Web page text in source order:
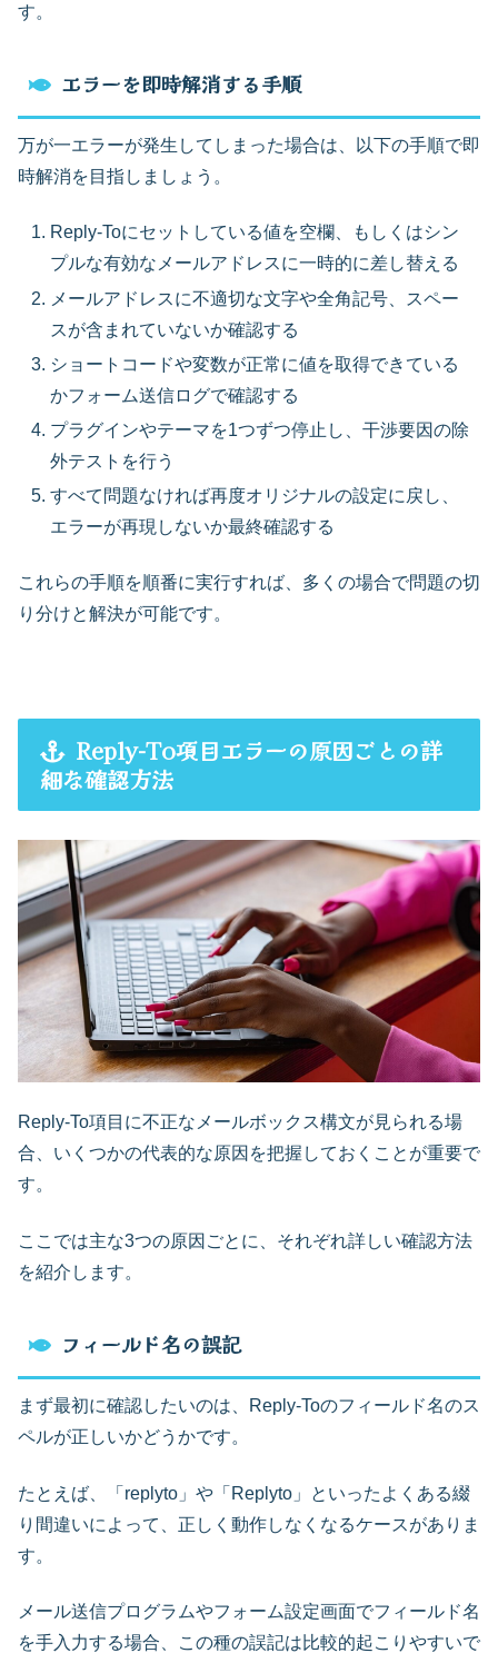
す。
エラーを即時解消する手順
万が一エラーが発生してしまった場合は、以下の手順で即
時解消を目指しましょう。
Reply-Toにセットしている値を空欄、もしくはシン
プルな有効なメールアドレスに一時的に差し替える
メールアドレスに不適切な文字や全角記号、スペー
スが含まれていないか確認する
ショートコードや変数が正常に値を取得できている
かフォーム送信ログで確認する
プラグインやテーマを1つずつ停止し、干渉要因の除
外テストを行う
すべて問題なければ再度オリジナルの設定に戻し、
エラーが再現しないか最終確認する
これらの手順を順番に実行すれば、多くの場合で問題の切
り分けと解決が可能です。
Reply-To項目エラーの原因ごとの詳
細な確認方法
Reply-To項目に不正なメールボックス構文が見られる場
合、いくつかの代表的な原因を把握しておくことが重要で
す。
ここでは主な3つの原因ごとに、それぞれ詳しい確認方法
を紹介します。
フィールド名の誤記
まず最初に確認したいのは、Reply-Toのフィールド名のス
ペルが正しいかどうかです。
たとえば、「replyto」や「Replyto」といったよくある綴
り間違いによって、正しく動作しなくなるケースがありま
す。
メール送信プログラムやフォーム設定画面でフィールド名
を手入力する場合、この種の誤記は比較的起こりやすいで